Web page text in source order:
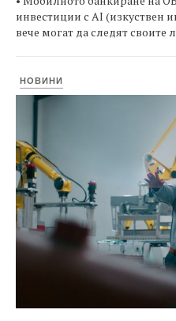
инвестиции с AI (изкуствен
вече могат да следят
НОВИНИ